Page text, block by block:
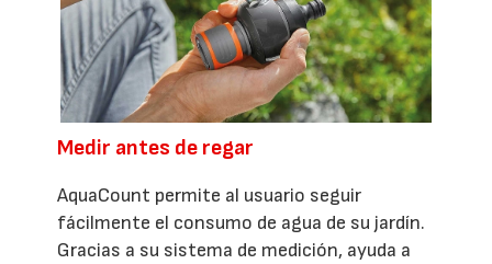
Medir antes de regar
AquaCount permite al usuario seguir
fácilmente el consumo de agua de su jardín.
Gracias a su sistema de medición, ayuda a